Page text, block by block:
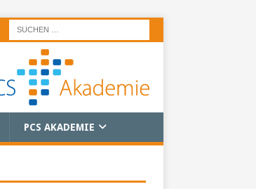
PCS AKADEMIE